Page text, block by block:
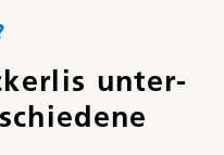
unter­